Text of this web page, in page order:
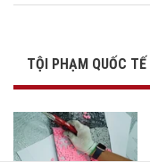
TỘI PHẠM QUỐC TẾ